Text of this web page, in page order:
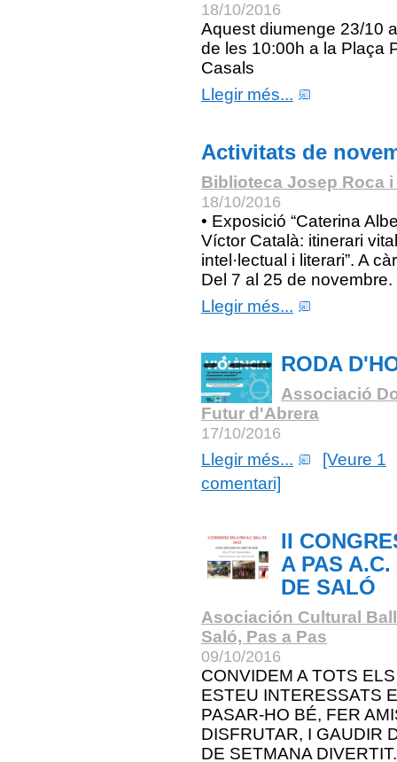
18/10/2016
Aquest diumenge 23/10
de les 10:00h a la Plaça
Casals
Llegir més...
Activitats de
Biblioteca Josep Roca
18/10/2016
• Exposició “Caterina
Víctor Català: itinerari
intel·lectual i literari”. A
Del 7 al 25 de novembre.
Llegir més...
RODA
Associació
Futur d'Abrera
17/10/2016
Llegir més...
[Veure 1
comentari]
II
A PAS
DE SALÓ
Asociación Cultural
Saló, Pas a Pas
09/10/2016
CONVIDEM A TOTS
ESTEU INTERESSATS
PASAR-HO BÉ, FER
DISFRUTAR, I GAUDIR
DE SETMANA DIVERTIT.